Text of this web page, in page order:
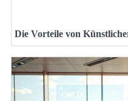
Die Vorteile von